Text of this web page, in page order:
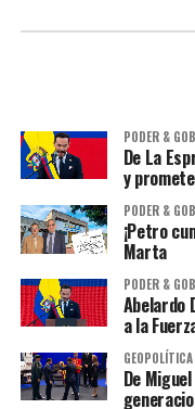
PODER &
De La
y
PODER &
¡Petro
Marta
PODER &
Abelardo
a la
De